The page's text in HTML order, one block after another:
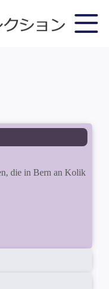
die in Bern an Kolik